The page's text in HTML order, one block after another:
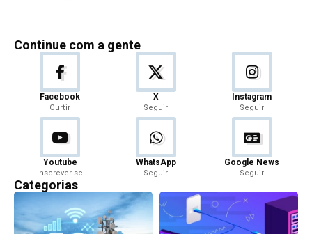
Continue com a gente
Facebook
Curtir
X
Seguir
Instagram
Seguir
Youtube
Inscrever-se
WhatsApp
Seguir
Google News
Seguir
Categorias